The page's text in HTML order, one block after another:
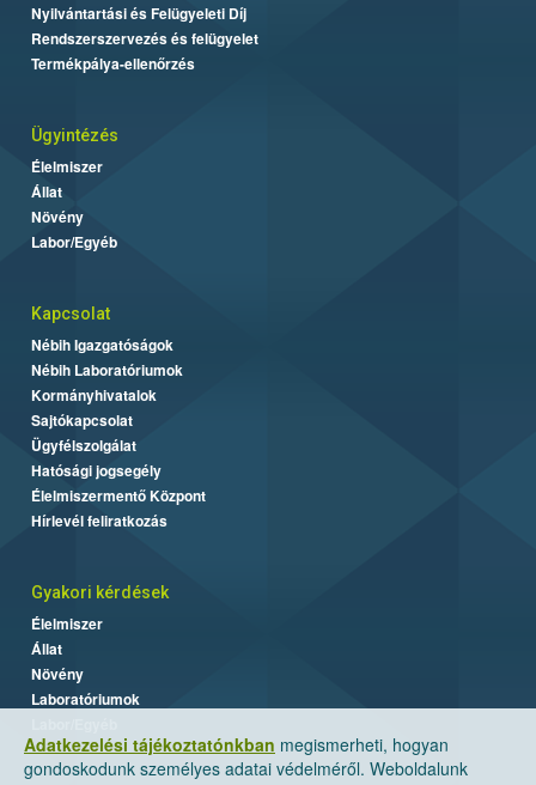
Adatkezelési tájékoztatónkban megismerheti, hogyan
gondoskodunk személyes adatai védelméről. Weboldalunk
Nyilvántartási és Felügyeleti Díj
Rendszerszervezés és felügyelet
Termékpálya-ellenőrzés
Ügyintézés
Élelmiszer
Állat
Növény
Labor/Egyéb
Kapcsolat
Nébih Igazgatóságok
Nébih Laboratóriumok
Kormányhivatalok
Sajtókapcsolat
Ügyfélszolgálat
Hatósági jogsegély
Élelmiszermentő Központ
Hírlevél feliratkozás
Gyakori kérdések
Élelmiszer
Állat
Növény
Laboratóriumok